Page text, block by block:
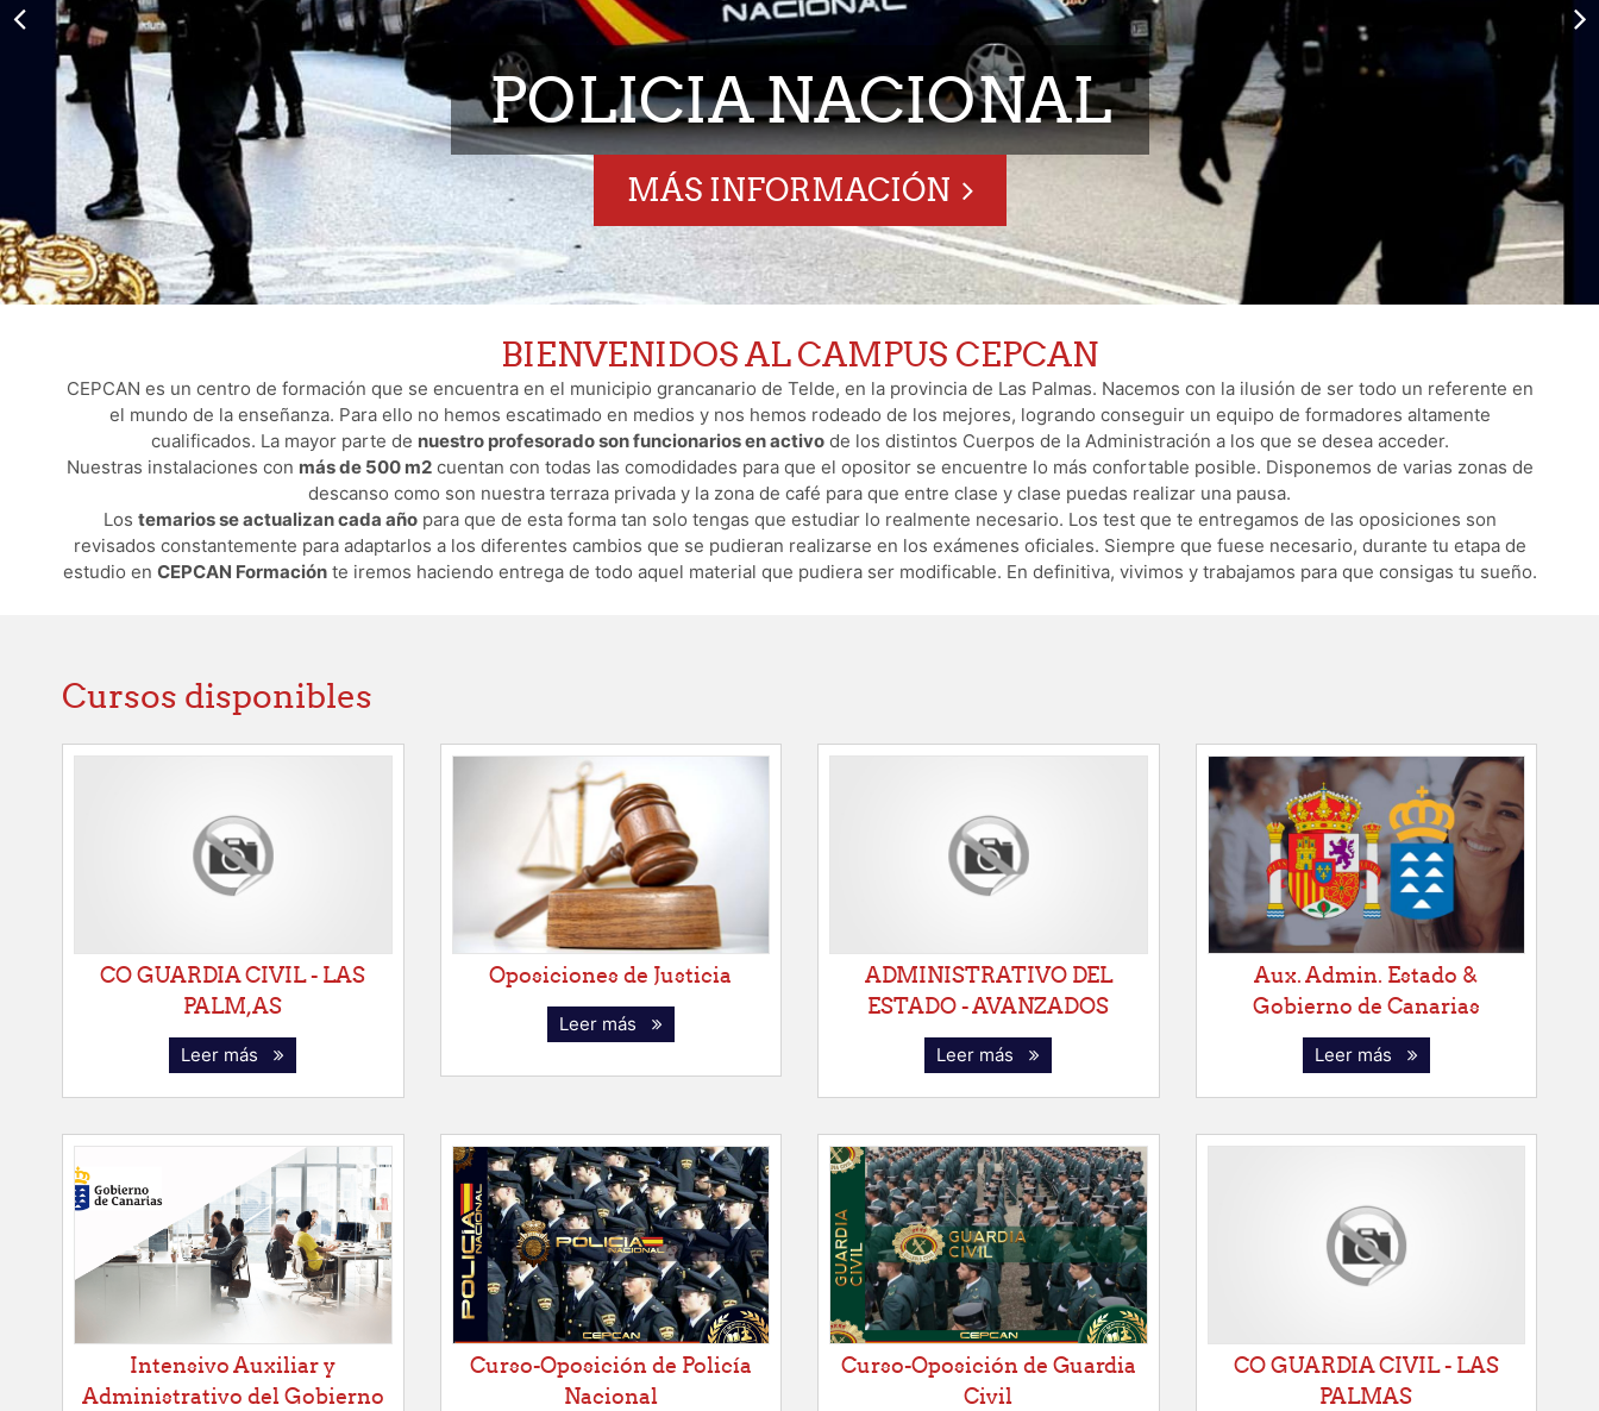
POLICIA NACIONAL
MÁS INFORMACIÓN
BIENVENIDOS AL CAMPUS CEPCAN
CEPCAN es un centro de formación que se encuentra en el municipio grancanario de Telde, en la provincia de Las Palmas. Nacemos con la ilusión de ser todo un referente en
el mundo de la enseñanza. Para ello no hemos escatimado en medios y nos hemos rodeado de los mejores, logrando conseguir un equipo de formadores altamente
cualificados. La mayor parte de nuestro profesorado son funcionarios en activode los distintos Cuerpos de la Administración a los que se desea acceder.
Nuestras instalaciones con más de 500 m2cuentan con todas las comodidades para que el opositor se encuentre lo más confortable posible. Disponemos de varias zonas de
descanso como son nuestra terraza privada y la zona de café para que entre clase y clase puedas realizar una pausa.
Los temarios se actualizan cada añopara que de esta forma tan solo tengas que estudiar lo realmente necesario. Los test que te entregamos de las oposiciones son
revisados constantemente para adaptarlos a los diferentes cambios que se pudieran realizarse en los exámenes oficiales. Siempre que fuese necesario, durante tu etapa de
estudio en CEPCAN Formaciónte iremos haciendo entrega de todo aquel material que pudiera ser modificable. En definitiva, vivimos y trabajamos para que consigas tu sueño.
Cursos disponibles
CO GUARDIA CIVIL - LAS
PALM,AS
Leer más
Oposiciones de Justicia
Leer más
ADMINISTRATIVO DEL
ESTADO - AVANZADOS
Leer más
Aux. Admin. Estado &
Gobierno de Canarias
Leer más
Intensivo Auxiliar y
Administrativo del Gobierno
Curso-Oposición de Policía
Nacional
Curso-Oposición de Guardia
Civil
CO GUARDIA CIVIL - LAS
PALMAS